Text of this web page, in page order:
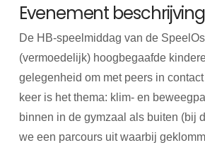
Evenement beschrijving
De HB-speelmiddag van de
(vermoedelijk) hoogbegaafde
gelegenheid om met peers in
keer is het thema: klim- en
binnen in de gymzaal als buiten (bij
we een parcours uit waarbij